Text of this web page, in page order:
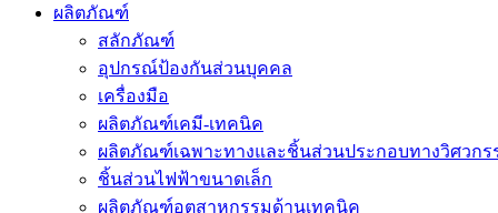
ผลิตภัณฑ์
สลักภัณฑ์
อุปกรณ์ป้องกันส่วนบุคคล
เครื่องมือ
ผลิตภัณฑ์เคมี-เทคนิค
ผลิตภัณฑ์เฉพาะทางและชิ้นส่วนประกอบทางวิศวกร
ชิ้นส่วนไฟฟ้าขนาดเล็ก
ผลิตภัณฑ์อุตสาหกรรมด้านเทคนิค